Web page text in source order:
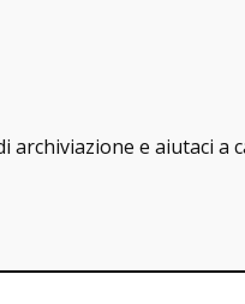
archiviazione e aiutaci a